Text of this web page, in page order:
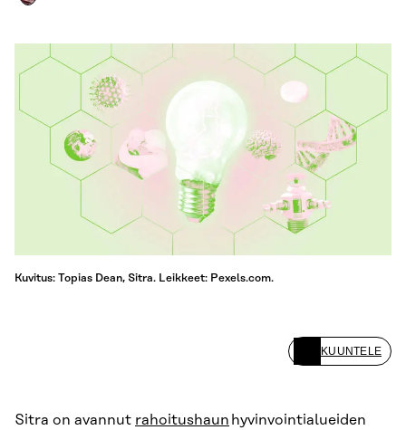
Kuvitus: Topias Dean, Sitra. Leikkeet: Pexels.com.
KUUNTELE
Sitra on avannut rahoitushaun hyvinvointialueiden